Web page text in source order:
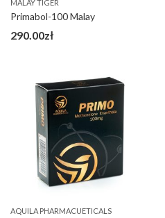
MALAY TIGER
Primabol-100 Malay
290.00zł
AQUILA PHARMACUETICALS